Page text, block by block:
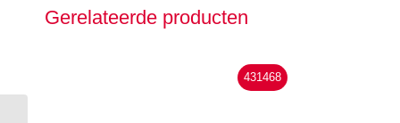
Gerelateerde producten
431468